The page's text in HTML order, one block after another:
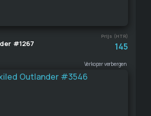
Prijs (HTR)
#1267 145
Verkoper verbergen